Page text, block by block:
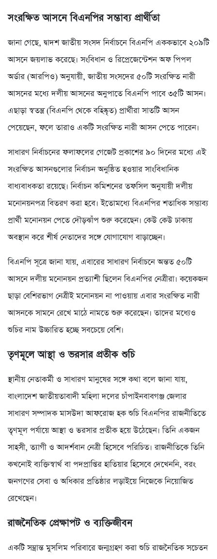
সংরক্ষিত আসনে বিএনপির সম্ভাব্য প্রার্থীতা
জানা গেছে, দ্বাদশ জাতীয় সংসদ নির্বাচনে বিএনপি এককভাবে ২০৯টি
আসনে জয়লাভ করেছে। সংবিধান ও রিপ্রেজেন্টেশন অফ পিপল
অর্ডার (আরপিও) অনুযায়ী, জাতীয় সংসদের ৫০টি সংরক্ষিত নারী
আসনের মধ্যে দলীয় আসনের অনুপাতে বিএনপি পাবে ৩৫টি আসন।
এছাড়া স্বতন্ত্র (বিএনপি থেকে বহিষ্কৃত) প্রার্থীরা সাতটি আসন
পেয়েছেন, ফলে তারাও একটি সংরক্ষিত নারী আসন পেতে পারেন।
সাধারণ নির্বাচনের ফলাফলের গেজেট প্রকাশের ৯০ দিনের মধ্যে এই
সংরক্ষিত আসনগুলোর নির্বাচন অনুষ্ঠিত হওয়ার সাংবিধানিক
বাধ্যবাধকতা রয়েছে। নির্বাচন কমিশনের তফসিল অনুযায়ী দলীয়
মনোনয়নপত্র বিতরণ করা হবে। ইতোমধ্যে বিএনপির শতাধিক সম্ভাব্য
প্রার্থী মনোনয়ন পেতে দৌড়ঝাঁপ শুরু করেছেন। কেউ কেউ ঢাকায়
অবস্থান করে শীর্ষ নেতাদের সঙ্গে যোগাযোগ বাড়াচ্ছেন।
বিএনপি সূত্রে জানা যায়, এবারের সাধারণ নির্বাচনে অন্তত ৫০টি
আসনে দলীয় মনোনয়ন প্রত্যাশী ছিলেন বিএনপির নেত্রীরা। কয়েকজন
ছাড়া বেশিরভাগ নেত্রীই মনোনয়ন না পাওয়ায় এবার সংরক্ষিত নারী
আসনকে সামনে রেখে মাঠে নামতে শুরু করেছেন। তাদের মধ্যেও
শুচির নাম উচ্চারিত হচ্ছে সবচেয়ে বেশি।
তৃণমূলে আস্থা ও ভরসার প্রতীক শুচি
স্থানীয় নেতাকর্মী ও সাধারণ মানুষের সঙ্গে কথা বলে জানা যায়,
বাংলাদেশ জাতীয়তাবাদী মহিলা দলের চাঁপাইনবাবগঞ্জ জেলার
সাধারণ সম্পাদক মাসউদা আফরোজ হক শুচি বিএনপির রাজনীতিতে
তৃণমূল পর্যায়ে আস্থা ও ভরসার প্রতীক হয়ে উঠেছেন। তিনি একজন
সাহসী, ত্যাগী ও আদর্শবান নেত্রী হিসেবে পরিচিত। রাজনীতিকে তিনি
কখনোই ব্যক্তিস্বার্থ বা পদপ্রাপ্তির হাতিয়ার হিসেবে দেখেননি, বরং
জনগণের সেবা ও অধিকার প্রতিষ্ঠার লড়াইয়ে নিজেকে নিয়োজিত
রেখেছেন।
রাজনৈতিক প্রেক্ষাপট ও ব্যক্তিজীবন
একটি সম্ভ্রান্ত মুসলিম পরিবারে জন্মগ্রহণ করা শুচি রাজনৈতিক সচেতন